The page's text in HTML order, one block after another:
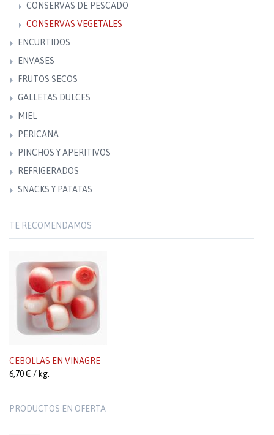
CONSERVAS DE PESCADO
CONSERVAS VEGETALES
ENCURTIDOS
ENVASES
FRUTOS SECOS
GALLETAS DULCES
MIEL
PERICANA
PINCHOS Y APERITIVOS
REFRIGERADOS
SNACKS Y PATATAS
TE RECOMENDAMOS
CEBOLLAS EN VINAGRE
6,70 € / kg.
PRODUCTOS EN OFERTA